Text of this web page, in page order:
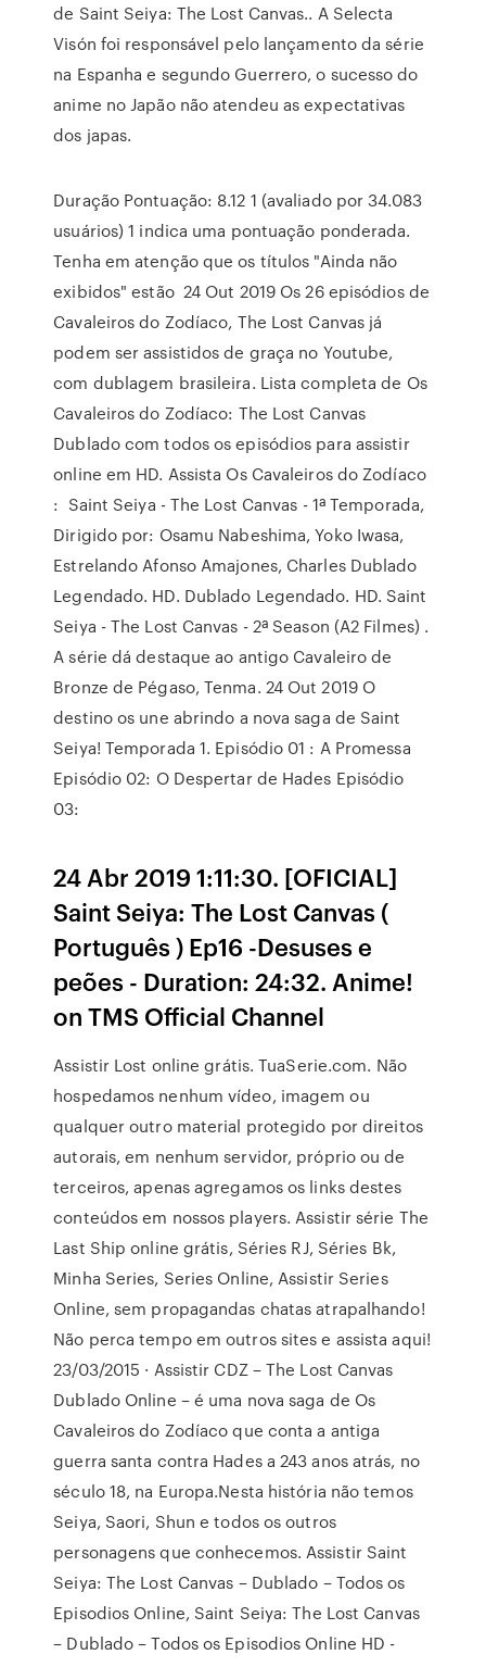
de Saint Seiya: The Lost Canvas.. A Selecta
Visón foi responsável pelo lançamento da série
na Espanha e segundo Guerrero, o sucesso do
anime no Japão não atendeu as expectativas
dos japas.
Duração Pontuação: 8.12 1 (avaliado por 34.083
usuários) 1 indica uma pontuação ponderada.
Tenha em atenção que os títulos "Ainda não
exibidos" estão 24 Out 2019 Os 26 episódios de
Cavaleiros do Zodíaco, The Lost Canvas já
podem ser assistidos de graça no Youtube,
com dublagem brasileira. Lista completa de Os
Cavaleiros do Zodíaco: The Lost Canvas
Dublado com todos os episódios para assistir
online em HD. Assista Os Cavaleiros do Zodíaco
: Saint Seiya - The Lost Canvas - 1ª Temporada,
Dirigido por: Osamu Nabeshima, Yoko Iwasa,
Estrelando Afonso Amajones, Charles Dublado
Legendado. HD. Dublado Legendado. HD. Saint
Seiya - The Lost Canvas - 2ª Season (A2 Filmes) .
A série dá destaque ao antigo Cavaleiro de
Bronze de Pégaso, Tenma. 24 Out 2019 O
destino os une abrindo a nova saga de Saint
Seiya! Temporada 1. Episódio 01 : A Promessa
Episódio 02: O Despertar de Hades Episódio
03:
24 Abr 2019 1:11:30. [OFICIAL]
Saint Seiya: The Lost Canvas (
Português ) Ep16 -Desuses e
peões - Duration: 24:32. Anime!
on TMS Official Channel
Assistir Lost online grátis. TuaSerie.com. Não
hospedamos nenhum vídeo, imagem ou
qualquer outro material protegido por direitos
autorais, em nenhum servidor, próprio ou de
terceiros, apenas agregamos os links destes
conteúdos em nossos players. Assistir série The
Last Ship online grátis, Séries RJ, Séries Bk,
Minha Series, Series Online, Assistir Series
Online, sem propagandas chatas atrapalhando!
Não perca tempo em outros sites e assista aqui!
23/03/2015 · Assistir CDZ – The Lost Canvas
Dublado Online – é uma nova saga de Os
Cavaleiros do Zodíaco que conta a antiga
guerra santa contra Hades a 243 anos atrás, no
século 18, na Europa.Nesta história não temos
Seiya, Saori, Shun e todos os outros
personagens que conhecemos. Assistir Saint
Seiya: The Lost Canvas – Dublado – Todos os
Episodios Online, Saint Seiya: The Lost Canvas
– Dublado – Todos os Episodios Online HD -